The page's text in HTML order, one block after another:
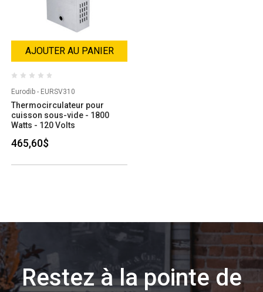
AJOUTER AU PANIER
Eurodib - EURSV310
Thermocirculateur pour
cuisson sous-vide - 1800
Watts - 120 Volts
465,60$
Restez à la pointe de